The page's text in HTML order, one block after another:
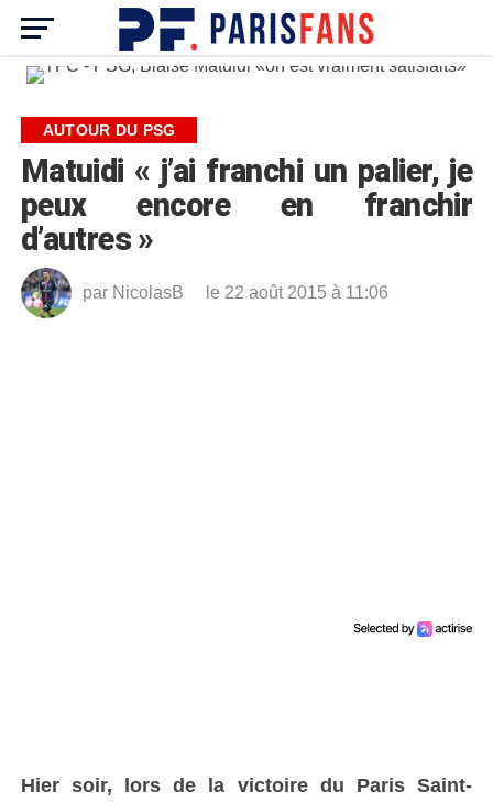
AUTOUR DU PSG
Matuidi « j’ai franchi un palier, je
peux encore en franchir
d’autres »
par NicolasB le 22 août 2015 à 11:06
Hier soir, lors de la victoire du Paris Saint-